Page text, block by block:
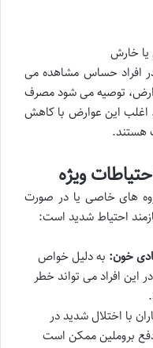
خارش
در افراد حساس مشاهده می
توصیه می شود مصرف
اغلب این عوارض با کاهش
هستند.
های خاصی یا در صورت
احتیاط شدید است:
خون: به دلیل خواص
این افراد می تواند خطر
با اختلال شدید در
دفع بروملین ممکن است